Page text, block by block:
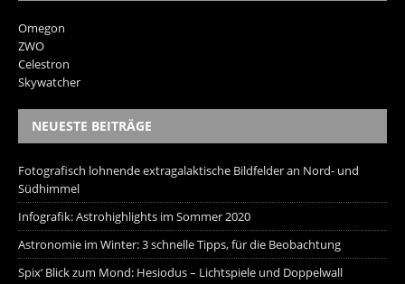
Omegon
ZWO
Celestron
Skywatcher
NEUESTE BEITRÄGE
Fotografisch lohnende extragalaktische Bildfelder an Nord- und
Südhimmel
Infografik: Astrohighlights im Sommer 2020
Astronomie im Winter: 3 schnelle Tipps, für die Beobachtung
Spix‘ Blick zum Mond: Hesiodus – Lichtspiele und Doppelwall